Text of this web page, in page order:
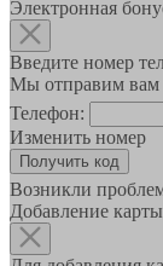
Электронная
Введите номер
Мы отправим вам
Телефон:
Изменить номер
Возникли
Добавление карты